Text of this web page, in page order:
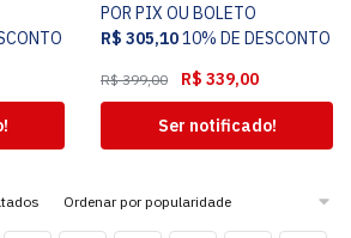
POR PIX OU BOLETO
R$ 305,1010% DE DESCONTO
R$399,00 R$ 339,00
Ser notificado!